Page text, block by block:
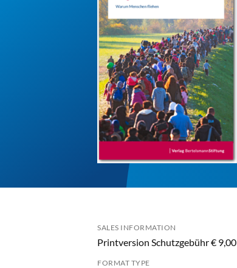
SALES INFORMATION
Printversion Schutzgebühr € 9,00
FORMAT TYPE